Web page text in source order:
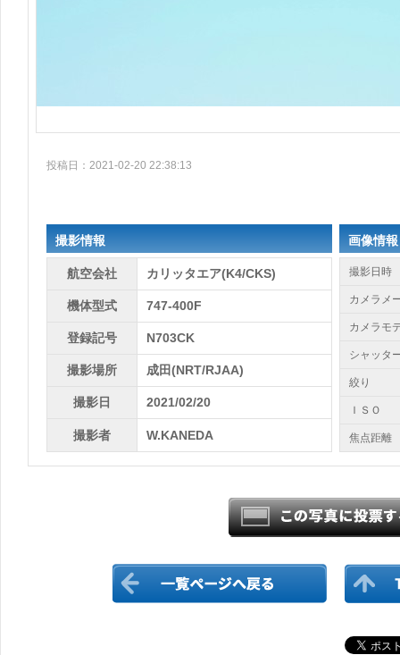
投稿日：2021-02-20 22:38:13
撮影情報
航空会社 カリッタエア(K4/CKS)
機体型式 747-400F
登録記号 N703CK
撮影場所 成田(NRT/RJAA)
撮影日 2021/02/20
撮影者 W.KANEDA
画像情報
撮影日時
カメラメ
カメラモ
シャッタ
絞り
ＩＳＯ
焦点距離